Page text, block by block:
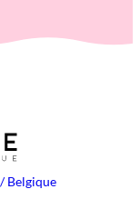
Belgique